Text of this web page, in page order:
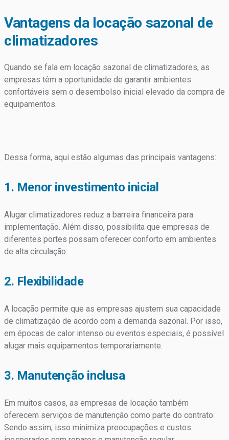
Vantagens da locação sazonal de
climatizadores
Quando se fala em locação sazonal de climatizadores, as
empresas têm a oportunidade de garantir ambientes
confortáveis sem o desembolso inicial elevado da compra de
equipamentos.
Dessa forma, aqui estão algumas das principais vantagens:
1. Menor investimento inicial
Alugar climatizadores reduz a barreira financeira para
implementação. Além disso, possibilita que empresas de
diferentes portes possam oferecer conforto em ambientes
de alta circulação.
2. Flexibilidade
A locação permite que as empresas ajustem sua capacidade
de climatização de acordo com a demanda sazonal. Por isso,
em épocas de calor intenso ou eventos especiais, é possível
alugar mais equipamentos temporariamente.
3. Manutenção inclusa
Em muitos casos, as empresas de locação também
oferecem serviços de manutenção como parte do contrato.
Sendo assim, isso minimiza preocupações e custos